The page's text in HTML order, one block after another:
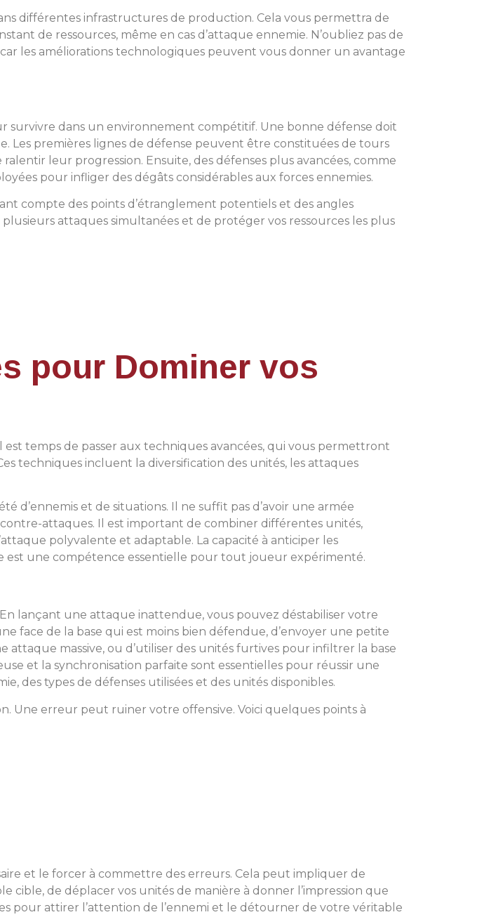
différentes infrastructures de production. Cela vous permettra de
de ressources, même en cas d’attaque ennemie. N’oubliez pas de
les améliorations technologiques peuvent vous donner un avantage
survivre dans un environnement compétitif. Une bonne défense doit
Les premières lignes de défense peuvent être constituées de tours
leur progression. Ensuite, des défenses plus avancées, comme
pour infliger des dégâts considérables aux forces ennemies.
compte des points d’étranglement potentiels et des angles
attaques simultanées et de protéger vos ressources les plus
pour Dominer vos
temps de passer aux techniques avancées, qui vous permettront
techniques incluent la diversification des unités, les attaques
d’ennemis et de situations. Il ne suffit pas d’avoir une armée
attaques. Il est important de combiner différentes unités,
polyvalente et adaptable. La capacité à anticiper les
est une compétence essentielle pour tout joueur expérimenté.
lançant une attaque inattendue, vous pouvez déstabiliser votre
face de la base qui est moins bien défendue, d’envoyer une petite
massive, ou d’utiliser des unités furtives pour infiltrer la base
et la synchronisation parfaite sont essentielles pour réussir une
des types de défenses utilisées et des unités disponibles.
Une erreur peut ruiner votre offensive. Voici quelques points à
et le forcer à commettre des erreurs. Cela peut impliquer de
cible, de déplacer vos unités de manière à donner l’impression que
pour attirer l’attention de l’ennemi et le détourner de votre véritable